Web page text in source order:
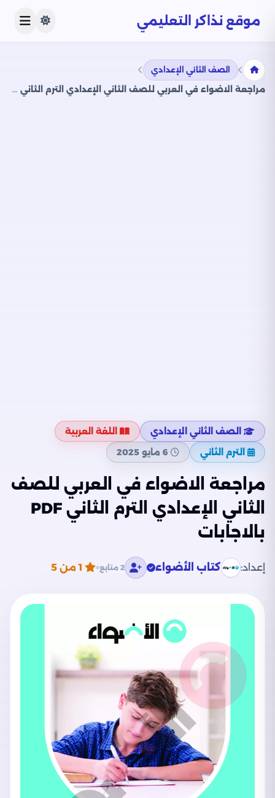
موقع نذاكر التعليمي
الصف الثاني الإعدادي
مراجعة الاضواء في العربي للصف الثاني الإعدادي الترم الثاني PDF بالاجابات
الصف الثاني الإعدادي
اللغة العربية
الترم الثاني
6 مايو 2025
مراجعة الاضواء في العربي للصف
الثاني الإعدادي الترم الثاني PDF
بالاجابات
إعداد: كتاب الأضواء 2 متابع 1من 5